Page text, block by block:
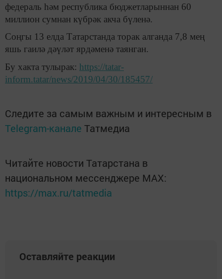
федераль һәм республика бюджетларыннан 60
миллион сумнан күбрәк акча бүленә.
Соңгы 13 елда Татарстанда торак алганда 7,8 мең
яшь гаилә дәүләт ярдәменә таянган.
Бу хакта тулырак: https://tatar-
inform.tatar/news/2019/04/30/185457/
Следите за самым важным и интересным в
Telegram-канале Татмедиа
Читайте новости Татарстана в
национальном мессенджере MАХ:
https://max.ru/tatmedia
Оставляйте реакции